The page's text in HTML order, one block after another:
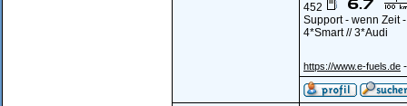
452
Support - wenn Zeit
4*Smart // 3*Audi
https://www.e-fuels.de